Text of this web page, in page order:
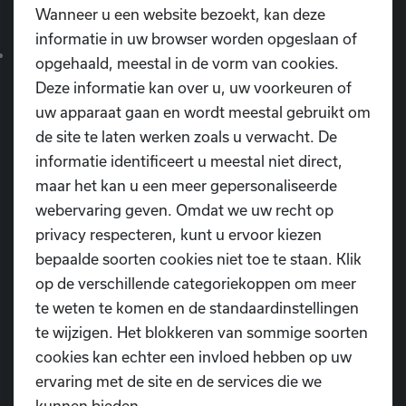
Duur
van de les: Is het haalbaar voor je kind om
die tijd geconcentreerd te blijven?
➡️ De beste dansles is er één die je
met goesting en
regelmaat kunt volgen.
5. 📅 Laagdrempelig starten? Kies voor
een proefles!
Het is normaal om wat zenuwen te hebben bij de
eerste les. Daarom bieden veel dansscholen gratis of
vrijblijvende proeflessen aan.
Wanneer u een website bezoekt, kan deze
informatie in uw browser worden opgeslaan of
opgehaald, meestal in de vorm van cookies.
Deze informatie kan over u, uw voorkeuren of
uw apparaat gaan en wordt meestal gebruikt om
de site te laten werken zoals u verwacht. De
informatie identificeert u meestal niet direct,
maar het kan u een meer gepersonaliseerde
webervaring geven. Omdat we uw recht op
privacy respecteren, kunt u ervoor kiezen
bepaalde soorten cookies niet toe te staan. Klik
op de verschillende categoriekoppen om meer
te weten te komen en de standaardinstellingen
te wijzigen. Het blokkeren van sommige soorten
cookies kan echter een invloed hebben op uw
ervaring met de site en de services die we